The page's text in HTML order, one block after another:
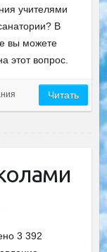
учителями
В
вы можете
этот вопрос.
Читать
3 392